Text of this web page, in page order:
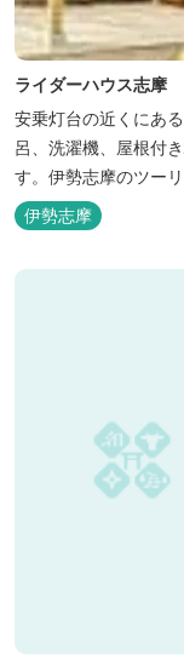
ライダーハウス志摩
安乗灯台の近くにあ
呂、洗濯機、屋根付
す。伊勢志摩のツー
伊勢志摩